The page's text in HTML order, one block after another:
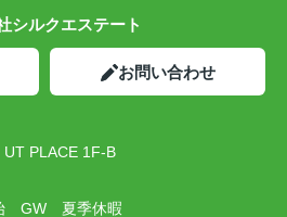
シルクエステート
お問い合わせ
PLACE 1F-B
GW 夏季休暇